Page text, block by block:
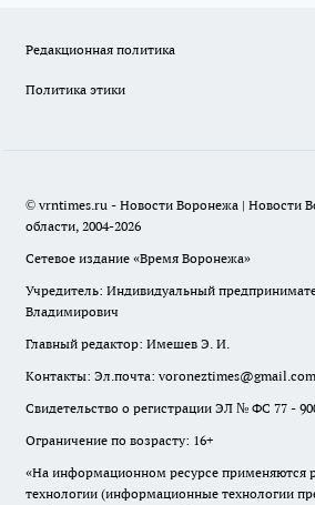
Редакционная политика
Политика этики
© vrntimes.ru - Новости Воронежа | Новости
области, 2004-2026
Сетевое издание «Время Воронежа»
Учредитель: Индивидуальный
Владимирович
Главный редактор: Имешев Э. И.
Контакты: Эл.почта: voroneztimes@gmail.com,
Свидетельство о регистрации ЭЛ № ФС 77 -
Ограничение по возрасту: 16+
«На информационном ресурсе применяются
технологии (информационные технологии